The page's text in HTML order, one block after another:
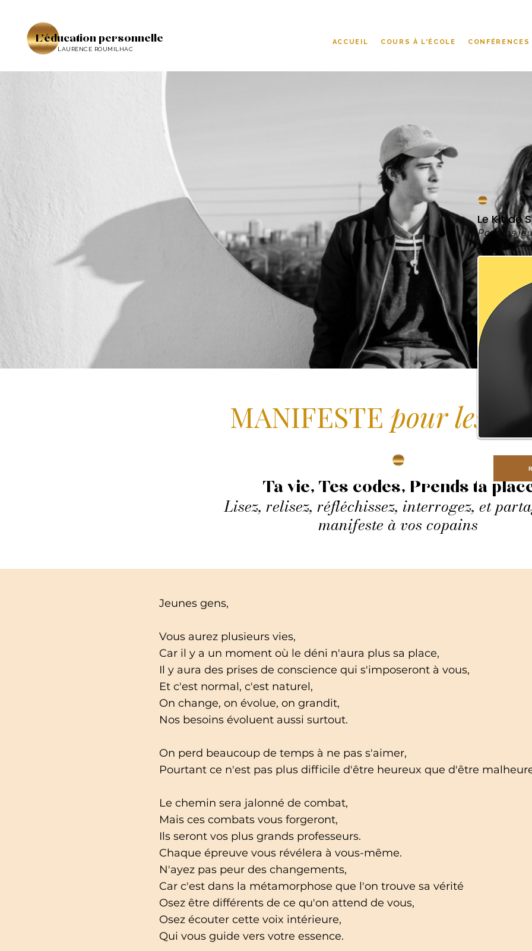
L'éducation personnelle
LAURENCE ROUMILHAC
ACCUEIL COURS À L'ÉCOLE CONFÉRENCES
Le Kit de
Pour les
MANIFESTE pour les
Ta vie, Tes codes, Prends ta
Lisez, relisez, réfléchissez, interrogez, et
manifeste à vos copains
Jeunes gens,
Vous aurez plusieurs vies,
Car il y a un moment où le déni n'aura plus sa place,
Il y aura des prises de conscience qui s'imposeront à vous,
Et c'est normal, c'est naturel,
On change, on évolue, on grandit,
Nos besoins évoluent aussi surtout.
On perd beaucoup de temps à ne pas s'aimer,
Pourtant ce n'est pas plus difficile d'être heureux que d'être
Le chemin sera jalonné de combat,
Mais ces combats vous forgeront,
Ils seront vos plus grands professeurs.
Chaque épreuve vous révélera à vous-même.
N'ayez pas peur des changements,
Car c'est dans la métamorphose que l'on trouve sa vérité
Osez être différents de ce qu'on attend de vous,
Osez écouter cette voix intérieure,
Qui vous guide vers votre essence.